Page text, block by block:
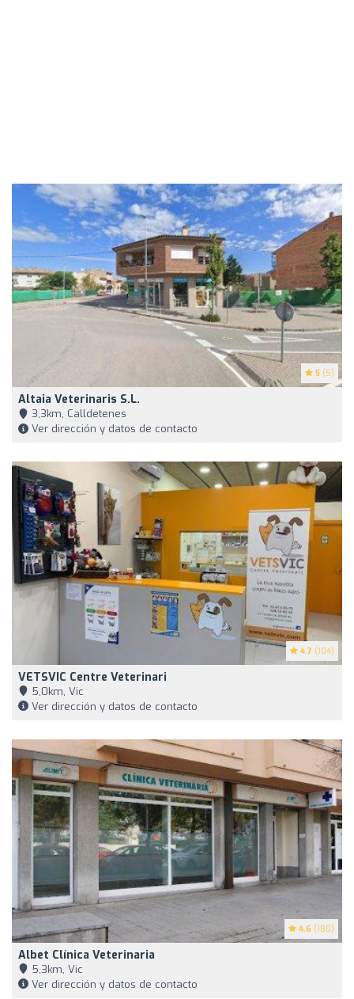
5 (5)
Altaia Veterinaris S.L.
3,3km, Calldetenes
Ver dirección y datos de contacto
4.7 (104)
VETSVIC Centre Veterinari
5,0km, Vic
Ver dirección y datos de contacto
4.6 (180)
Albet Clínica Veterinaria
5,3km, Vic
Ver dirección y datos de contacto